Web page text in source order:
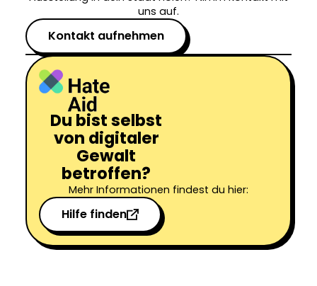
uns auf.
Kontakt aufnehmen
Du bist selbst
von digitaler
Gewalt
betroffen?
Mehr Informationen findest du hier:
Hilfe finden